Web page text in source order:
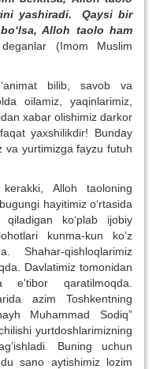
yashiradi. Qaysi bir
Alloh taolo ham
(Imom Muslim
bilib, savob va
oilamiz, yaqinlarimiz,
xabar olishimiz darkor
yaxshilikdir! Bunday
va yurtimizga fayzu futuh
Alloh taoloning
hayitimiz o‘rtasida
ko‘plab ijobiy
kunma-kun ko‘z
Shahar-qishloqlarimiz
Davlatimiz tomonidan
e'tibor qaratilmoqda.
azim Toshkentning
Muhammad Sodiq”
yurtdoshlarimizning
Buning uchun
sano aytishimiz lozim